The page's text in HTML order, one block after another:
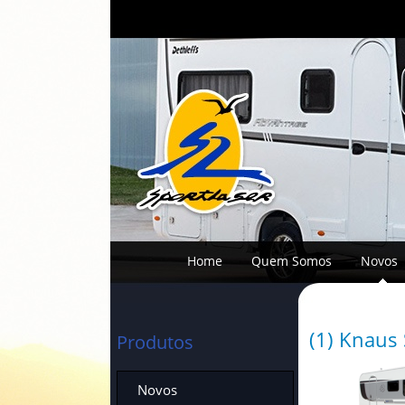
Home Quem Somos Novos
(1) Knaus
Produtos
Novos